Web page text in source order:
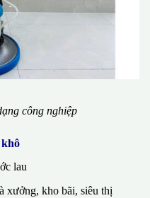
công nghiệp
khô
lau
xưởng, kho bãi, siêu thị